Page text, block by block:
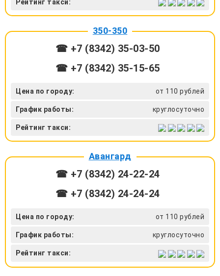
Рейтинг такси:
350-350
☎ +7 (8342) 35-03-50
☎ +7 (8342) 35-15-65
Цена по городу: от 110 рублей
График работы: круглосуточно
Рейтинг такси:
Авангард
☎ +7 (8342) 24-22-24
☎ +7 (8342) 24-24-24
Цена по городу: от 110 рублей
График работы: круглосуточно
Рейтинг такси: